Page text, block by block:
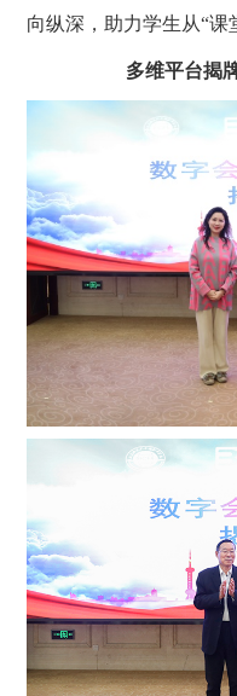
向纵深，助力学生从“课
多维平台揭